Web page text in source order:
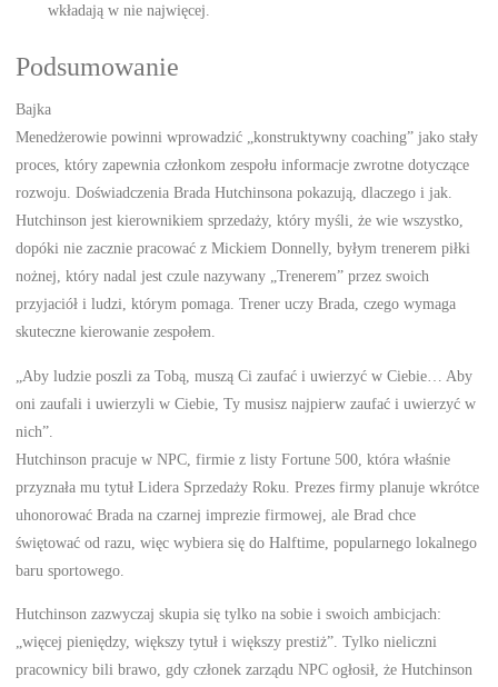
wkładają w nie najwięcej.
Podsumowanie
Bajka
Menedżerowie powinni wprowadzić „konstruktywny coaching” jako stały
proces, który zapewnia członkom zespołu informacje zwrotne dotyczące
rozwoju. Doświadczenia Brada Hutchinsona pokazują, dlaczego i jak.
Hutchinson jest kierownikiem sprzedaży, który myśli, że wie wszystko,
dopóki nie zacznie pracować z Mickiem Donnelly, byłym trenerem piłki
nożnej, który nadal jest czule nazywany „Trenerem” przez swoich
przyjaciół i ludzi, którym pomaga. Trener uczy Brada, czego wymaga
skuteczne kierowanie zespołem.
„Aby ludzie poszli za Tobą, muszą Ci zaufać i uwierzyć w Ciebie… Aby
oni zaufali i uwierzyli w Ciebie, Ty musisz najpierw zaufać i uwierzyć w
nich”.
Hutchinson pracuje w NPC, firmie z listy Fortune 500, która właśnie
przyznała mu tytuł Lidera Sprzedaży Roku. Prezes firmy planuje wkrótce
uhonorować Brada na czarnej imprezie firmowej, ale Brad chce
świętować od razu, więc wybiera się do Halftime, popularnego lokalnego
baru sportowego.
Hutchinson zazwyczaj skupia się tylko na sobie i swoich ambicjach:
„więcej pieniędzy, większy tytuł i większy prestiż”. Tylko nieliczni
pracownicy bili brawo, gdy członek zarządu NPC ogłosił, że Hutchinson